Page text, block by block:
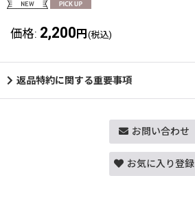
価格: 2,200 円 (税込)
返品特約に関する重要事項
お問い合わせ
お気に入り登録